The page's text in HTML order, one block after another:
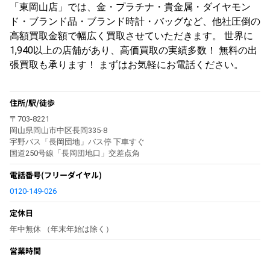
「東岡山店」では、金・プラチナ・貴金属・ダイヤモン
ド・ブランド品・ブランド時計・バッグなど、他社圧倒の
高額買取金額で幅広く買取させていただきます。 世界に
1,940以上の店舗があり、高価買取の実績多数！ 無料の出
張買取も承ります！ まずはお気軽にお電話ください。
住所/駅/徒歩
〒703-8221
岡山県岡山市中区長岡335-8
宇野バス「長岡団地」バス停 下車すぐ
国道250号線「長岡団地口」交差点角
電話番号(フリーダイヤル)
0120-149-026
定休日
年中無休 （年末年始は除く）
営業時間